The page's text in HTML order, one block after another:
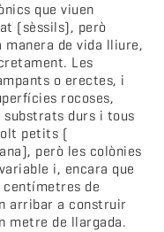
que viuen
(sèssils), però
manera de vida lliure,
Les
o erectes, i
rocoses,
durs i tous
petits (
però les colònies
i, encara que
centímetres de
arribar a construir
metre de llargada.